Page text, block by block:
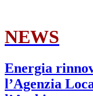
NEWS
Energia
l’Agenzia